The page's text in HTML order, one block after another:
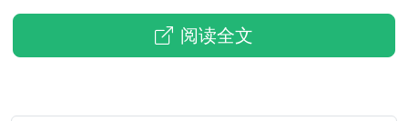
阅读全文